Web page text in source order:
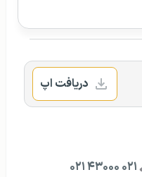
دریافت اپ
۰۲۱ ۴۳۰۰۰ ۰۲۱